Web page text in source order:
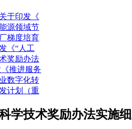
于印发《
源领域节
梯度培育
《“人工
奖励办法
推进服务
数字化转
计划（重
学技术奖励办法实施